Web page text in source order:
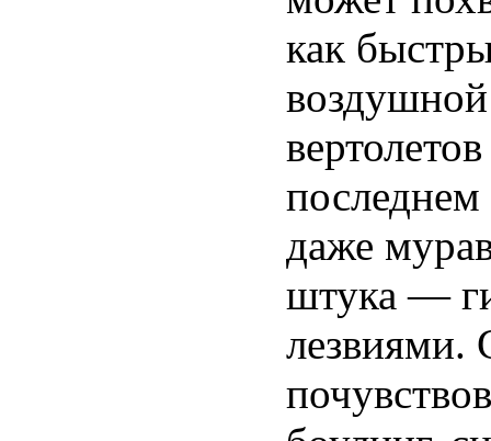
как
последнем
даже
штука —